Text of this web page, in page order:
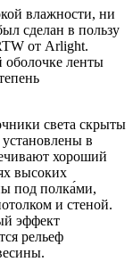
влажности, ни
сделан в пользу
от Arlight.
оболочке ленты
света скрыты
в
хороший
высоких
под полка́ми,
и стеной.
эффект
рельеф